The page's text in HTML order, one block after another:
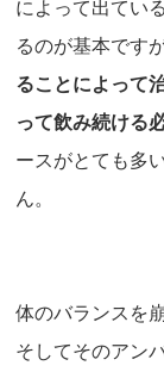
によって出てい
るのが基本ですが
ることによって
って飲み続ける
ースがとても多
ん。
体のバランスを
そしてそのアン